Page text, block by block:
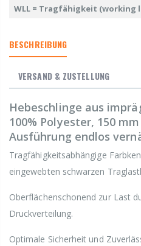
WLL = Tragfähigkeit (working
BESCHREIBUNG
VERSAND & ZUSTELLUNG
Hebeschlinge aus
100% Polyester, 150
Ausführung endlos
Tragfähigkeitsabhängige
eingewebten schwarzen
Oberflächenschonend zur Last
Druckverteilung.
Optimale Sicherheit und